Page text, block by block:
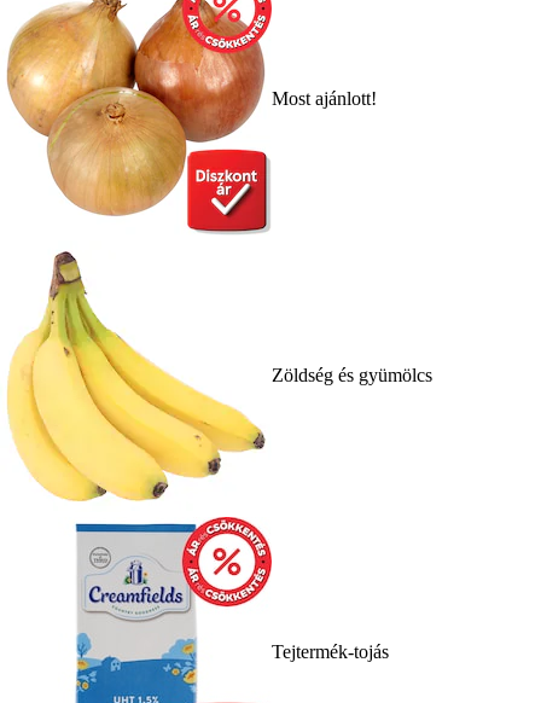
Most ajánlott!
Zöldség és gyümölcs
Tejtermék-tojás